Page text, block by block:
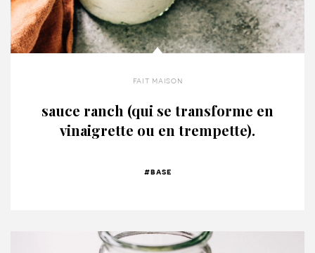
fait maison
sauce ranch (qui se transforme en
vinaigrette ou en trempette).
#base